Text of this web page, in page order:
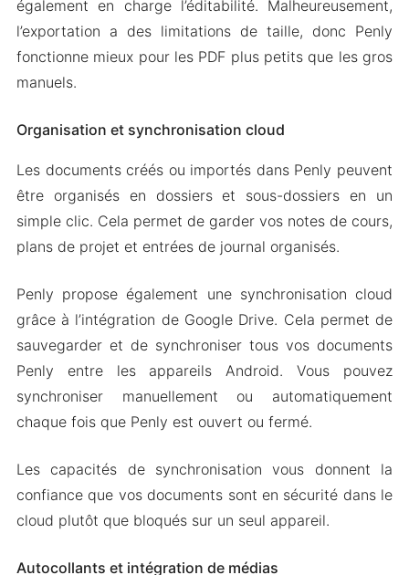
également en charge l’éditabilité. Malheureusement,
l’exportation a des limitations de taille, donc Penly
fonctionne mieux pour les PDF plus petits que les gros
manuels.
Organisation et synchronisation cloud
Les documents créés ou importés dans Penly peuvent
être organisés en dossiers et sous-dossiers en un
simple clic. Cela permet de garder vos notes de cours,
plans de projet et entrées de journal organisés.
Penly propose également une synchronisation cloud
grâce à l’intégration de Google Drive. Cela permet de
sauvegarder et de synchroniser tous vos documents
Penly entre les appareils Android. Vous pouvez
synchroniser manuellement ou automatiquement
chaque fois que Penly est ouvert ou fermé.
Les capacités de synchronisation vous donnent la
confiance que vos documents sont en sécurité dans le
cloud plutôt que bloqués sur un seul appareil.
Autocollants et intégration de médias